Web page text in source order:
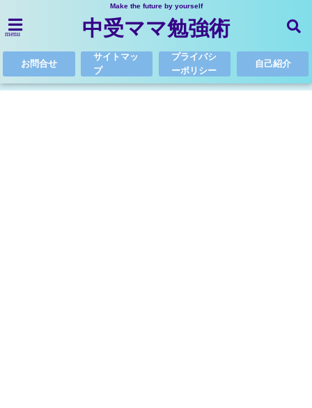
Make the future by yourself
menu 中受ママ勉強術
お問合せ
サイトマッ
プ
プライバシ
ーポリシー
自己紹介